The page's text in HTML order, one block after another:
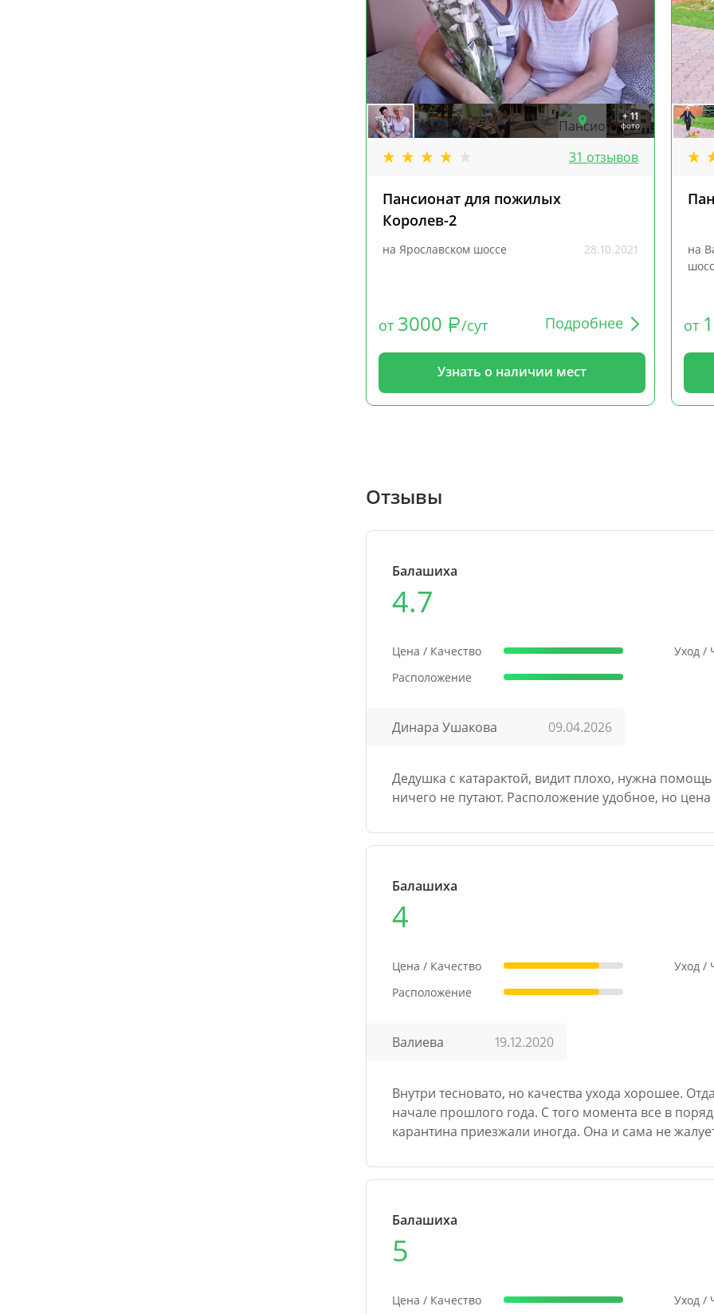
+ 11
фото
31 отзывов
Пансионат для пожилых
Королев-2
на Ярославском шоссе 28.10.2021
от 3000 /сут Подробнее
Узнать о наличии мест
на
от
Отзывы
Балашиха
4.7
Цена / Качество
Уход /
Расположение
Динара Ушакова 09.04.2026
Дедушка с катарактой, видит плохо, нужна
ничего не путают. Расположение удобное, но
Балашиха
4
Цена / Качество
Уход /
Расположение
Валиева 19.12.2020
Внутри тесновато, но качества ухода хорошее.
начале прошлого года. С того момента все в
карантина приезжали иногда. Она и сама не
Балашиха
5
Цена / Качество Уход /